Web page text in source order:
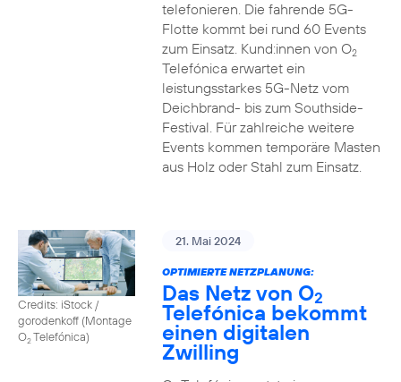
telefonieren. Die fahrende 5G-
Flotte kommt bei rund 60 Events
zum Einsatz. Kund:innen von O2
Telefónica erwartet ein
leistungsstarkes 5G-Netz vom
Deichbrand- bis zum Southside-
Festival. Für zahlreiche weitere
Events kommen temporäre Masten
aus Holz oder Stahl zum Einsatz.
Credits: iStock /
gorodenkoff (Montage
O2Telefónica)
21. Mai 2024
OPTIMIERTE NETZPLANUNG:
Das Netz von O2
Telefónica bekommt
einen digitalen
Zwilling